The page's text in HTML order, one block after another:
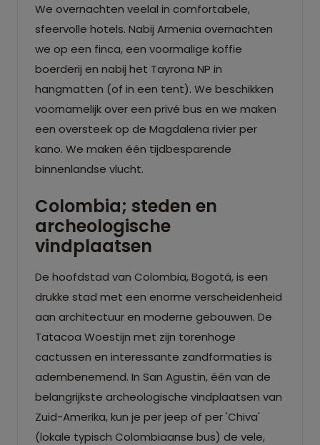
We overnachten veelal in comfortabele,
sfeervolle hotels. Nabij Armenia overnachten
we op een finca, een voormalige koffie
boerderij en nabij het Tayrona NP in
hangmatten (of in een tent). We beschikken
voornamelijk over een privé bus en we maken
een oversteek op de Magdalena rivier per
kano. We maken één tijdbesparende
binnenlandse vlucht.
Colombia; steden en
archeologische
vindplaatsen
De hoofdstad van Colombia, Bogotá, is een
drukke stad met een enorme verscheidenheid
aan architectuur en moderne gebouwen. De
Tatacoa Woestijn met zijn torenhoge
cactussen en interessante zandformaties is
adembenemend. In San Agustin, één van de
belangrijkste archeologische vindplaatsen van
Zuid-Amerika, kun je per jeep of per 'Chiva'
(lokale typisch Colombiaanse bus) de vele,